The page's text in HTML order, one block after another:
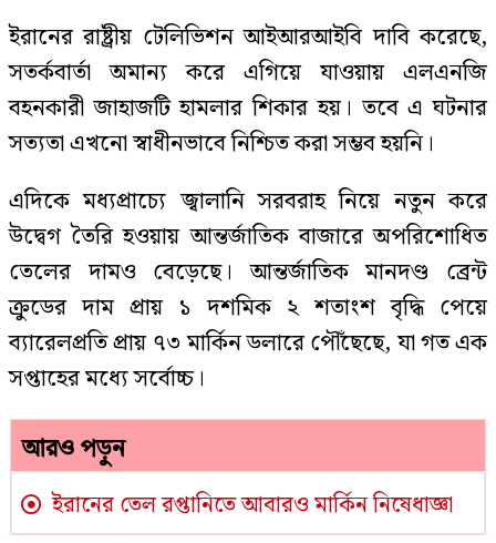
ইরানের রাষ্ট্রীয় টেলিভিশন আইআরআইবি দাবি করেছে,
সতর্কবার্তা অমান্য করে এগিয়ে যাওয়ায় এলএনজি
বহনকারী জাহাজটি হামলার শিকার হয়। তবে এ ঘটনার
সত্যতা এখনো স্বাধীনভাবে নিশ্চিত করা সম্ভব হয়নি।
এদিকে মধ্যপ্রাচ্যে জ্বালানি সরবরাহ নিয়ে নতুন করে
উদ্বেগ তৈরি হওয়ায় আন্তর্জাতিক বাজারে অপরিশোধিত
তেলের দামও বেড়েছে। আন্তর্জাতিক মানদণ্ড ব্রেন্ট
ক্রুডের দাম প্রায় ১ দশমিক ২ শতাংশ বৃদ্ধি পেয়ে
ব্যারেলপ্রতি প্রায় ৭৩ মার্কিন ডলারে পৌঁছেছে, যা গত এক
সপ্তাহের মধ্যে সর্বোচ্চ।
আরও পড়ুন
ইরানের তেল রপ্তানিতে আবারও মার্কিন নিষেধাজ্ঞা